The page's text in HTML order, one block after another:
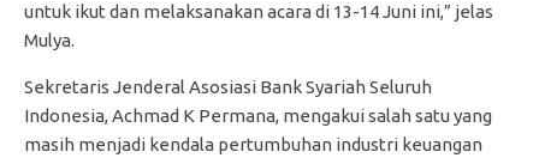
untuk ikut dan melaksanakan acara di 13-14 Juni ini,” jelas
Mulya.
Sekretaris Jenderal Asosiasi Bank Syariah Seluruh
Indonesia, Achmad K Permana, mengakui salah satu yang
masih menjadi kendala pertumbuhan industri keuangan